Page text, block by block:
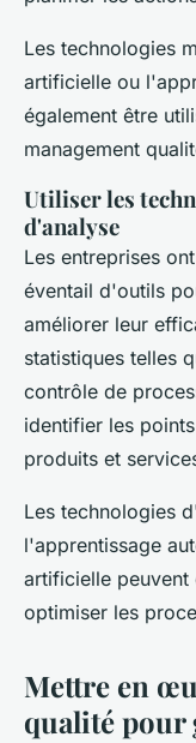
Les technologies
artificielle ou
également être
management
Utiliser les
d'analyse
Les entreprises
éventail d'outils
améliorer leur
statistiques telles
contrôle de
identifier les
produits et
Les technologies
l'apprentissage
artificielle peuvent
optimiser les
Mettre en
qualité pour